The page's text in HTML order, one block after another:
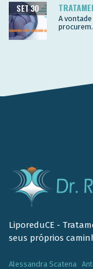
SET 30
A
LiporeduCE -
seus próprios
Alessandra Scatena